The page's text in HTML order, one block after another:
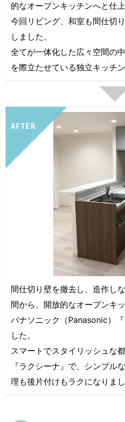
的なオープンキッチンへと仕
今回リビング、和室も間仕切
しました。
全てが一体化した広々空間の
を際立たせている独立キッチ
AFTER
間仕切り壁を撤去し、造作し
間から、開放的なオープンキ
パナソニック（Panasonic）
した。
スマートでスタイリッシュな
『ラクシーナ』で、シンプル
理も後片付けもラクになりまし